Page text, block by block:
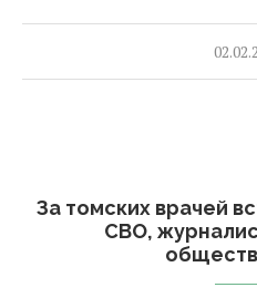
За томских врачей
СВО,